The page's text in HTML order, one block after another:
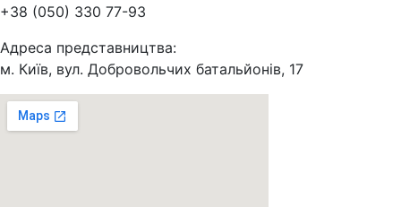
+38 (050) 330 77-93
Адреса представництва:
м. Київ, вул. Добровольчих батальйонів, 17